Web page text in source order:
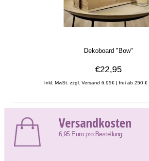
Dekoboard "Bow"
€22,95
Inkl. MwSt. zzgl. Versand 6,95€ | frei ab 250 €
Versandkosten
6,95 Euro pro Bestellung